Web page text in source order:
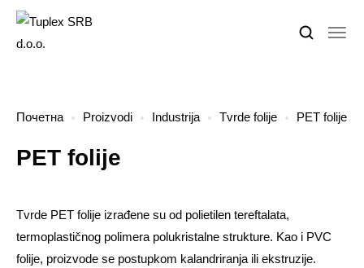
Почетна Proizvodi Industrija Tvrde folije PET folije
PET folije
Tvrde PET folije izrađene su od polietilen tereftalata,
termoplastičnog polimera polukristalne strukture. Kao i PVC
folije, proizvode se postupkom kalandriranja ili ekstruzije.